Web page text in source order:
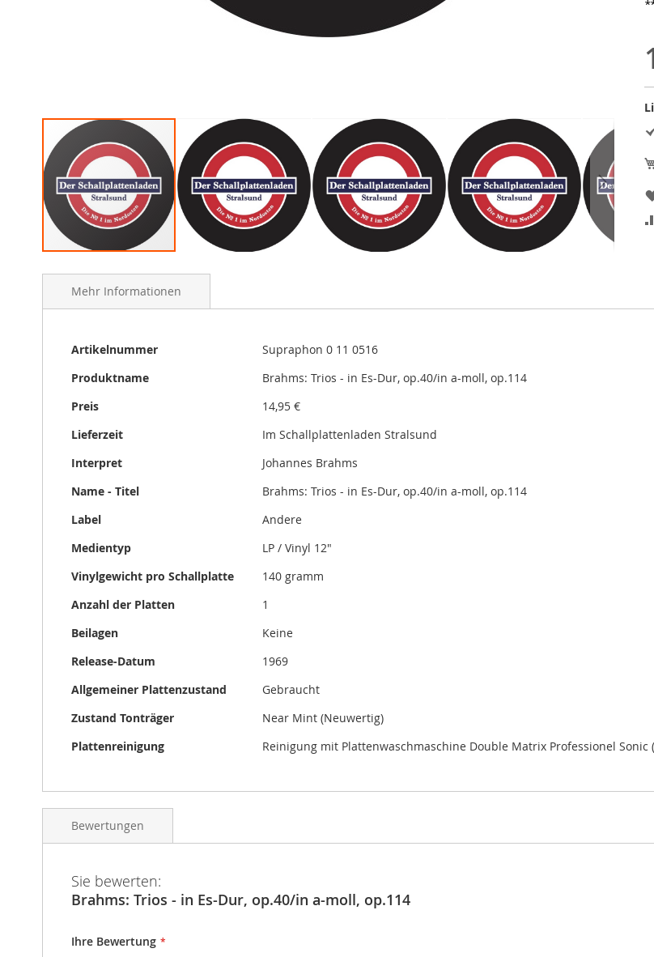
to
beginning
images
gallery
Mehr Informationen
Mehr
Artikelnummer
Supraphon 0 11 0516
Produktname
Brahms: Trios - in Es-Dur, op.40/in a-moll, op.114
Preis
14,95 €
Lieferzeit
Im Schallplattenladen Stralsund
Interpret
Johannes Brahms
Name - Titel
Brahms: Trios - in Es-Dur, op.40/in a-moll, op.114
Label
Andere
Medientyp
LP / Vinyl 12"
Vinylgewicht pro Schallplatte
140 gramm
Anzahl der Platten
1
Beilagen
Keine
Release-Datum
1969
Allgemeiner Plattenzustand
Gebraucht
Zustand Tonträger
Near Mint (Neuwertig)
Plattenreinigung
Reinigung mit Plattenwaschmaschine Double Matrix Professionel Sonic
Bewertungen
Sie bewerten:
Brahms: Trios - in Es-Dur, op.40/in a-moll, op.114
Ihre Bewertung